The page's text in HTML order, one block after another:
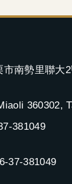
市南勢里聯大2
360302,
381049
37-381049